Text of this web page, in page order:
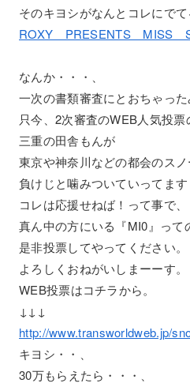
そのキヨシがなんとコレにでて
ROXY PRESENTS MISS
なんか・・・、
一次の書類審査にとおちゃった
只今、2次審査のWEB人気投票
三重の田舎もんが
東京や神奈川などの都会のス
負けじと噛みついていってま
コレは応援せねば！って事で、
真ん中の方にいる『MI0』って
是非投票してやってください。
よろしくおねがいしまーーす。
WEB投票はコチラから。
↓↓↓
http://www.transworldweb.jp/
キヨシ・・、
30万もらえたら・・・、